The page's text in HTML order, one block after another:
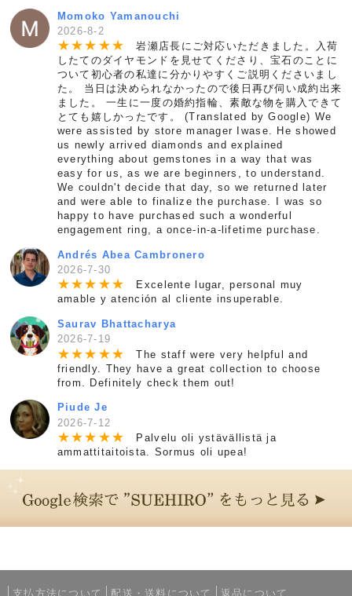
Momoko Yamanouchi
2026-8-2
★★★ ★★
岩瀬店長にご対応いただきました。入荷
したてのダイヤモンドを見せてくださり、宝石のことに
ついて初心者の私達に分かりやすくご説明くださいまし
た。 当日は決められなかったので後日再び伺い成約出来
ました。 一生に一度の婚約指輪、素敵な物を購入できて
とても嬉しかったです。 (Translated by Google) We
were assisted by store manager Iwase. He showed
us newly arrived diamonds and explained
everything about gemstones in a way that was
easy for us, as we are beginners, to understand.
We couldn't decide that day, so we returned later
and were able to finalize the purchase. I was so
happy to have purchased such a wonderful
engagement ring, a once-in-a-lifetime purchase.
Andrés Abea Cambronero
2026-7-30
★★★ ★★
Excelente lugar, personal muy
amable y atención al cliente insuperable.
Saurav Bhattacharya
2026-7-19
★★★ ★★
The staff were very helpful and
friendly. They have a great collection to choose
from. Definitely check them out!
Piude Je
2026-7-12
★★★ ★★
Palvelu oli ystävällistä ja
ammattitaitoista. Sormus oli upea!
支払方法について 配送・送料について 返品について